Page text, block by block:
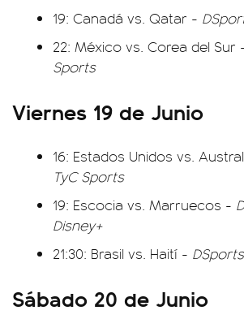
19: Canadá vs. Qatar -
22: México vs. Corea del Sur
Sports
Viernes 19 de Junio
16: Estados Unidos vs.
TyC Sports
19: Escocia vs. Marruecos -
Disney+
21:30: Brasil vs. Haití -
Sábado 20 de Junio